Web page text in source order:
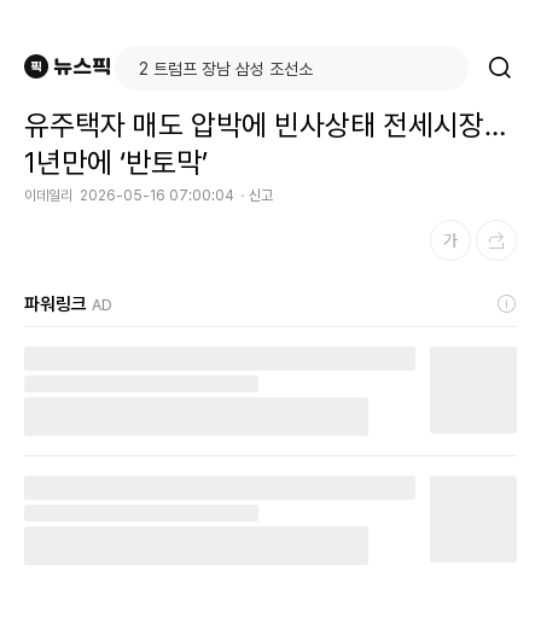
유주택자 매도 압박에 빈사상태 전세시장…
1년만에 ‘반토막’
이데일리 2026-05-16 07:00:04 신고
파워링크 AD